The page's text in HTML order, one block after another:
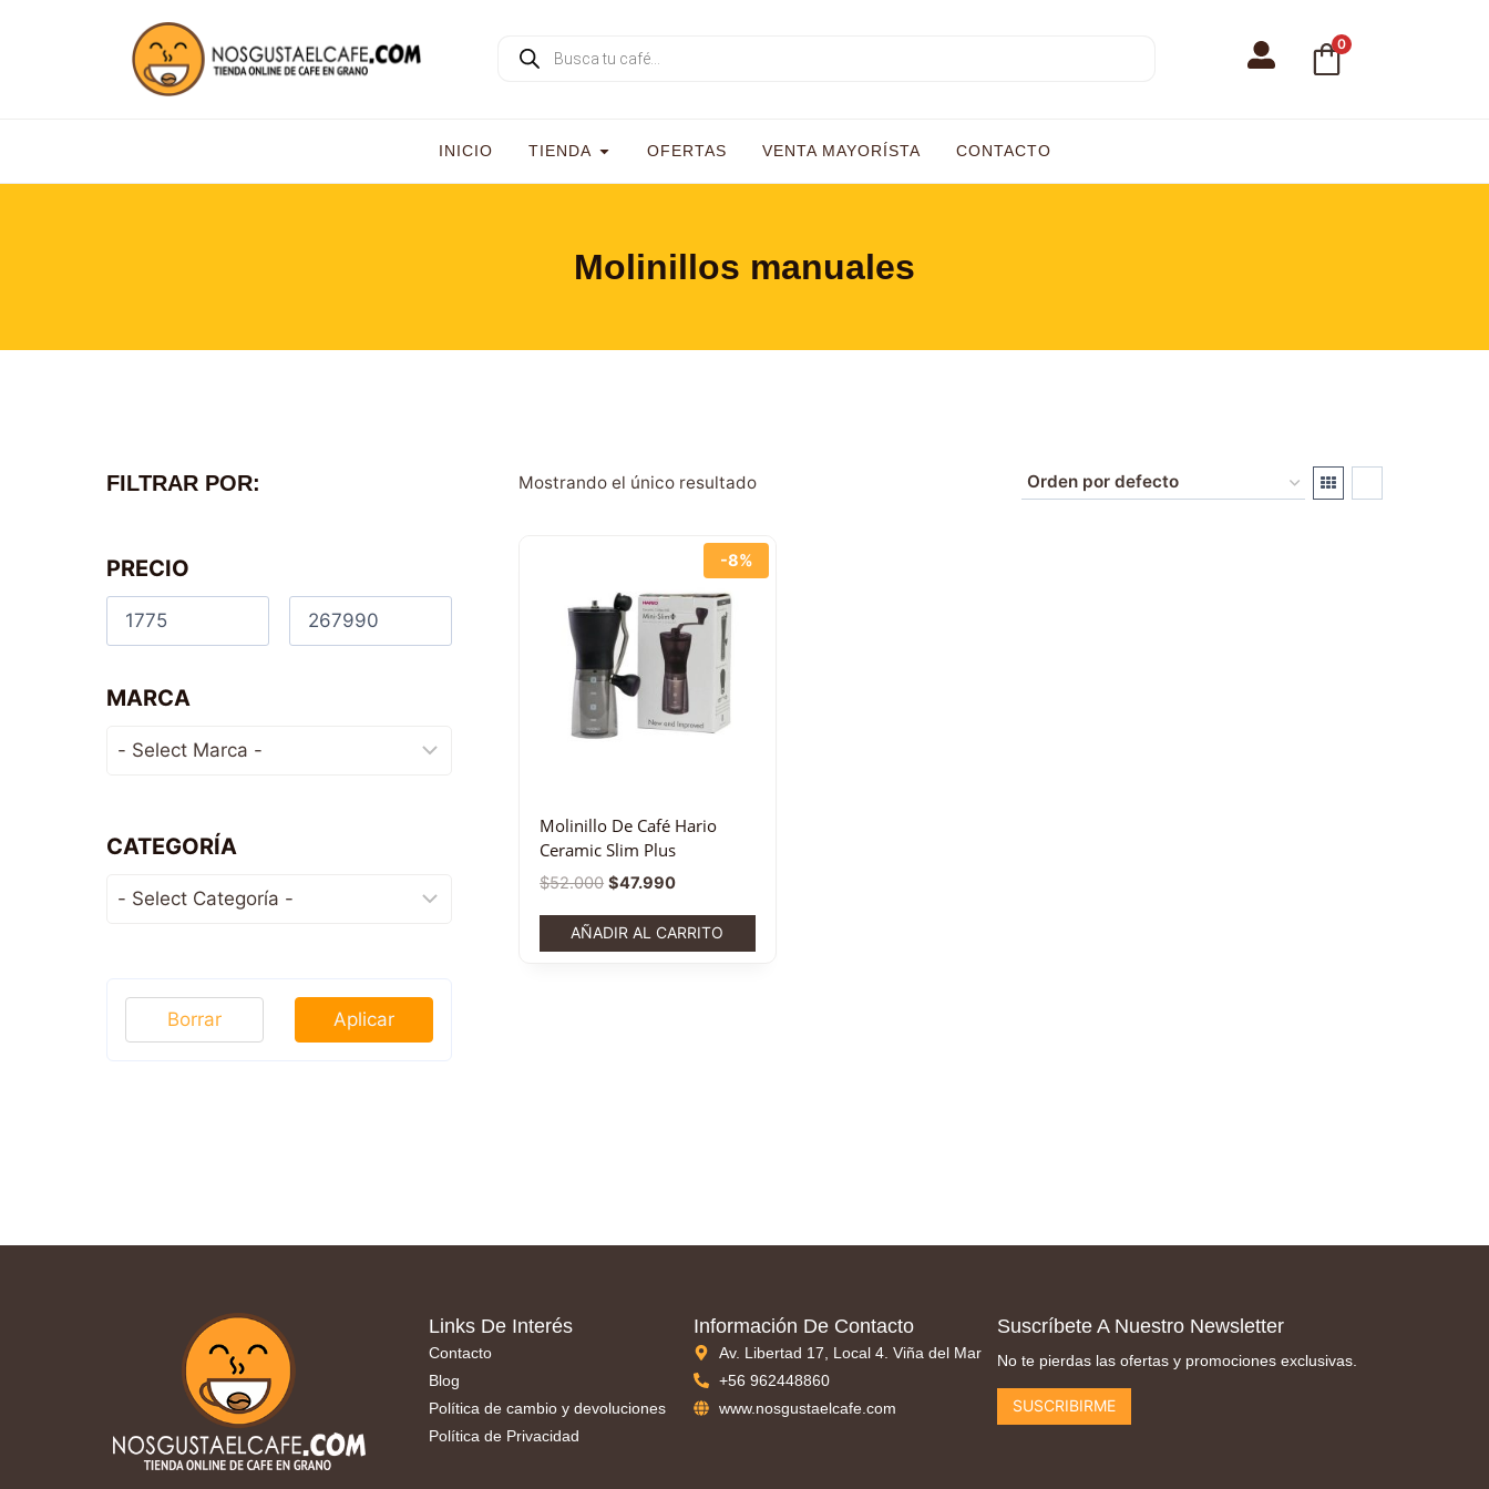
0
INICIO TIENDA OFERTAS VENTA MAYORÍSTA CONTACTO
Molinillos manuales
Mostrando el único resultado
-8%
Molinillo De Café Hario
Ceramic Slim Plus
$52.000 $47.990
AÑADIR AL CARRITO
FILTRAR POR:
PRECIO
MARCA
CATEGORÍA
Aplicar
Borrar
Links De Interés
Contacto
Blog
Política de cambio y devoluciones
Política de Privacidad
Información De Contacto
Av. Libertad 17, Local 4. Viña del Mar
+56 962448860
www.nosgustaelcafe.com
Suscríbete A Nuestro Newsletter
No te pierdas las ofertas y promociones exclusivas.
SUSCRIBIRME